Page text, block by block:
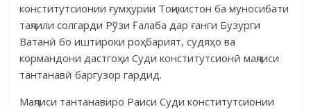
конститутсионии ғумҳурии Тоҷикистон ба муносибати
таҷлили солгарди Рўзи Ғалаба дар ғанги Бузурги
Ватанӣ бо иштироки роҳбарият, судяҳо ва
кормандони дастгоҳи Суди консти­тутсионӣ маҷлиси
тантанавӣ баргузор гардид.
Маҷлиси тантанавиро Раиси Суди консти­тутсионии